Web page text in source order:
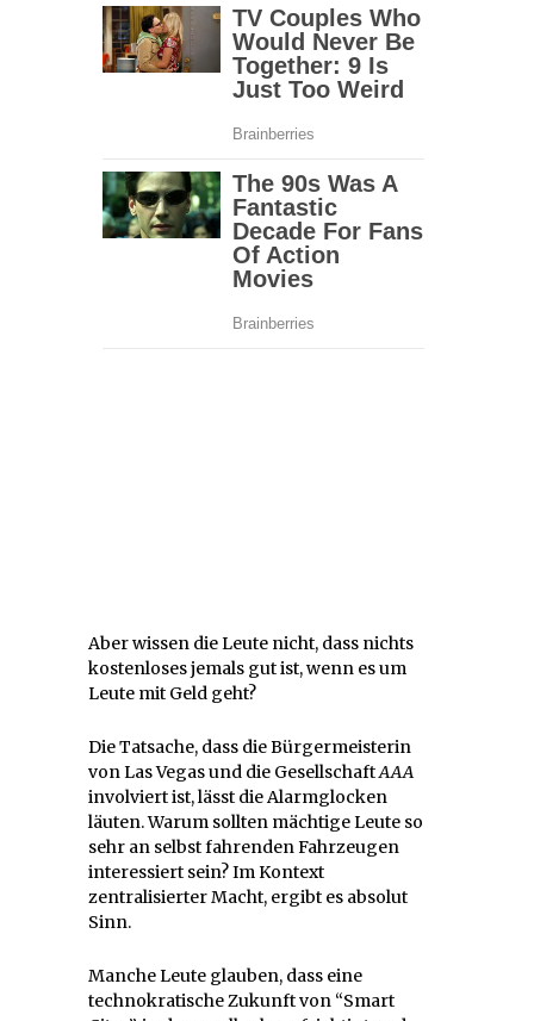
Aber wissen die Leute nicht, dass nichts
kostenloses jemals gut ist, wenn es um
Leute mit Geld geht?
Die Tatsache, dass die Bürgermeisterin
von Las Vegas und die GesellschaftAAA
involviert ist, lässt die Alarmglocken
läuten. Warum sollten mächtige Leute so
sehr an selbst fahrenden Fahrzeugen
interessiert sein? Im Kontext
zentralisierter Macht, ergibt es absolut
Sinn.
Manche Leute glauben, dass eine
technokratische Zukunft von “Smart